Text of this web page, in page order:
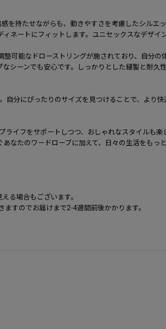
を持たせながらも、動きやすさを考慮したシル
ネートにフィットします。ユニセックスなデザイ
可能なドローストリングが施されており、自分
シーンでも安心です。しっかりとした縫製と耐
自分にぴったりのサイズを見つけることで、より
イフをサポートしつつ、おしゃれなスタイルも
なたのワードローブに加えて、日々の生活をもっ
る場合もございます。
すのでお届けまで2-4週間前後かかります。